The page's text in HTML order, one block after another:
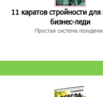
11 каратов стройности для
бизнес-леди
Простая система